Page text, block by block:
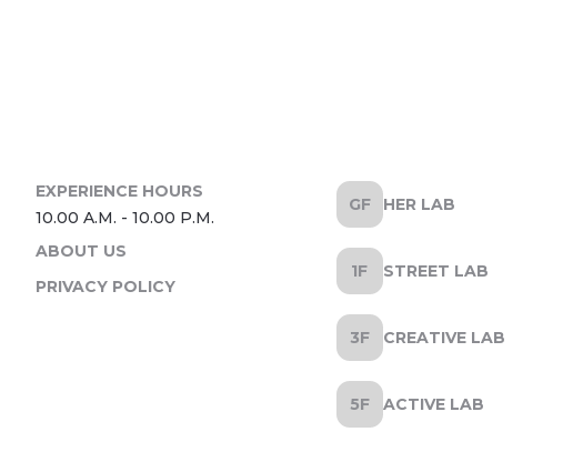
ABOUT US
PRIVACY POLICY
HER LAB
STREET LAB
CREATIVE LAB
ACTIVE LAB